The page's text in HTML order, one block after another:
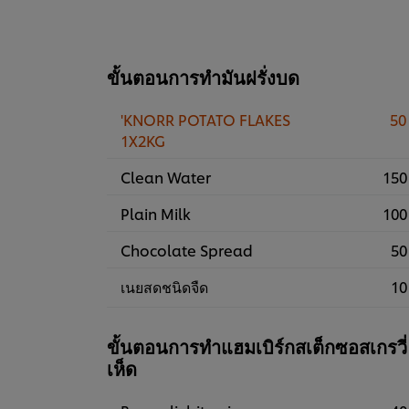
ขั้นตอนการทำมันฝรั่งบด
'KNORR POTATO FLAKES
1X2KG
Clean Water
Plain Milk
Chocolate Spread
เนยสดชนิดจืด
ขั้นตอนการทำแฮมเบิร์กสเต็กซอสเกรวี่
เห็ด